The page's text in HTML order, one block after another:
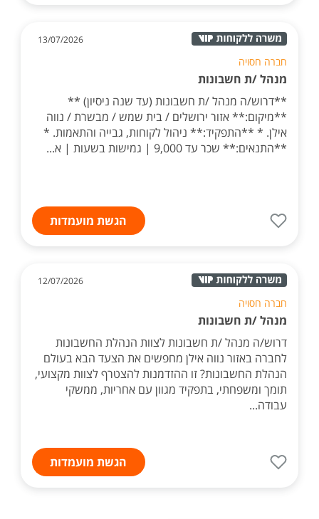
13/07/2026
חברה חסויה
מנהל /ת חשבונות
**דרוש/ה מנהל /ת חשבונות (עד שנה ניסיון) **
**מיקום:** אזור ירושלים / בית שמש / מבשרת / נווה
אילן. * **התפקיד:** ניהול לקוחות, גבייה והתאמות. *
**התנאים:** שכר עד 9,000 | גמישות בשעות | א...
הגשת מועמדות
12/07/2026
חברה חסויה
מנהל /ת חשבונות
דרוש/ה מנהל /ת חשבונות לצוות הנהלת החשבונות
לחברה באזור נווה אילן מחפשים את הצעד הבא בעולם
הנהלת החשבונות? זו ההזדמנות להצטרף לצוות מקצועי,
תומך ומשפחתי, בתפקיד מגוון עם אחריות, ממשקי
עבודה...
הגשת מועמדות